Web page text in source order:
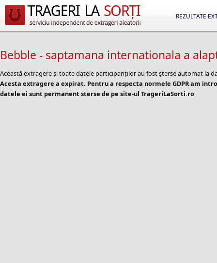
REZULTATE
Bebble - saptamana internationala a
Această extragere și toate datele participanților au fost șterse automat la
Acesta extragere a expirat. Pentru a respecta normele GDPR am
datele ei sunt permanent sterse de pe site-ul TrageriLaSorti.ro